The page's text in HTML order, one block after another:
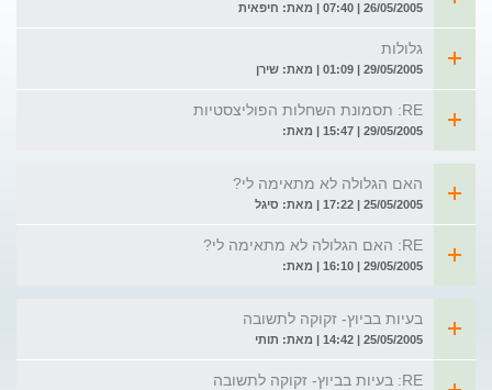
26/05/2005 | 07:40 | מאת: חיפאית
גלולות
29/05/2005 | 01:09 | מאת: שירן
RE: תסמונת השחלות הפוליצסטיות
29/05/2005 | 15:47 | מאת:
האם הגלולה לא מתאימה לי?
25/05/2005 | 17:22 | מאת: סיגל
RE: האם הגלולה לא מתאימה לי?
29/05/2005 | 16:10 | מאת:
בעיות בביוץ- זקוקה לתשובה
25/05/2005 | 14:42 | מאת: תותי
RE: בעיות בביוץ- זקוקה לתשובה